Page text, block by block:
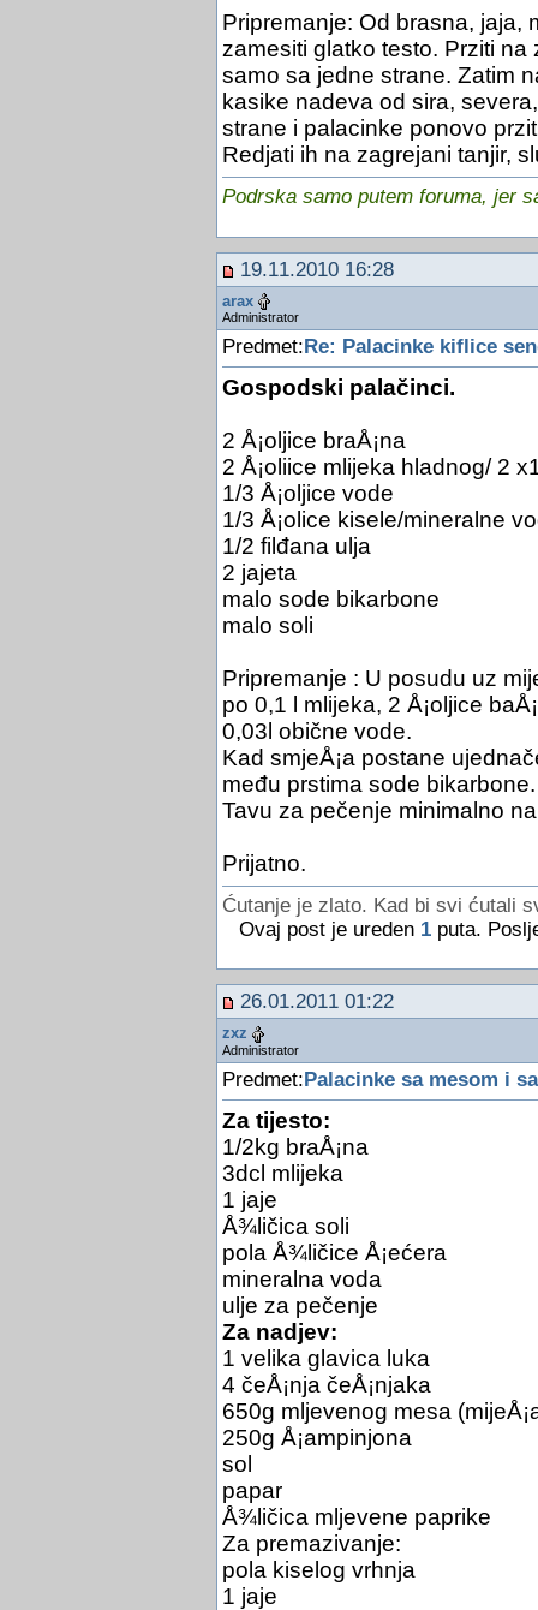
Pripremanje: Od brasna, jaja,
zamesiti glatko testo. Prziti
samo sa jedne strane. Zatim
kasike nadeva od sira,
strane i palacinke ponovo
Redjati ih na zagrejani tanjir,
Podrska samo putem foruma, jer
19.11.2010 16:28
arax
Administrator
Predmet: Re: Palacinke kiflice
Gospodski palačinci.
2 Å¡oljice braÅ¡na
2 Å¡oliice mlijeka hladnog/ 2
1/3 Å¡oljice vode
1/3 Å¡olice kisele/mineralne
1/2 filđana ulja
2 jajeta
malo sode bikarbone
malo soli
Pripremanje : U posudu uz
po 0,1 l mlijeka, 2 Å¡oljice
0,03l obične vode.
Kad smjeÅ¡a postane
među prstima sode
Tavu za pečenje minimalno
Prijatno.
Ćutanje je zlato. Kad bi svi ćutali
Ovaj post je ureden 1puta.
26.01.2011 01:22
zxz
Administrator
Predmet:Palacinke sa mesom i
Za tijesto:
1/2kg braÅ¡na
3dcl mlijeka
1 jaje
Å¾ličica soli
pola Å¾ličice Å¡ećera
mineralna voda
ulje za pečenje
Za nadjev:
1 velika glavica luka
4 čeÅ¡nja čeÅ¡njaka
650g mljevenog mesa
250g Å¡ampinjona
sol
papar
Å¾ličica mljevene paprike
Za premazivanje:
pola kiselog vrhnja
1 jaje